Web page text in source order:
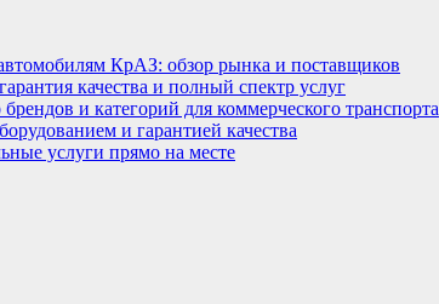
КрАЗ: обзор рынка и поставщиков
качества и полный спектр услуг
и категорий для коммерческого транспорта
и гарантией качества
услуги прямо на месте